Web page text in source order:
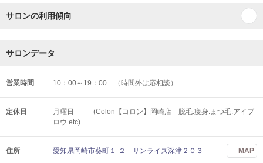
サロンの利用傾向
サロンデータ
営業時間 10：00～19：00 （時間外は応相談）
定休日
月曜日 (Colon【コロン】岡崎店 脱毛.痩身.まつ毛.アイブ
ロウ.etc)
住所 愛知県岡崎市葵町１-２ サンライズ深津２０３ MAP